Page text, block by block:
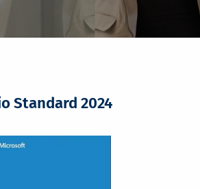
Standard 2024